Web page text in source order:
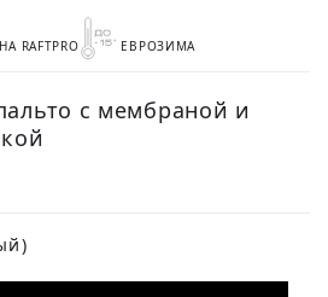
RAFTPRO ЕВРОЗИМА
с мембраной и